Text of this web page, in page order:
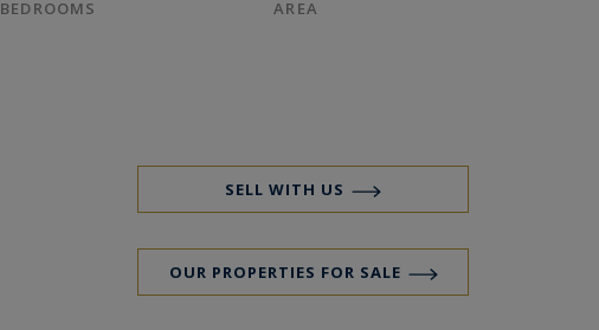
BEDROOMS AREA
SELL WITH US
OUR PROPERTIES FOR SALE